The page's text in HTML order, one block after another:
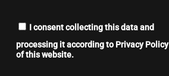
I consent collecting this data and
processing it according to Privacy Policy
of this website.